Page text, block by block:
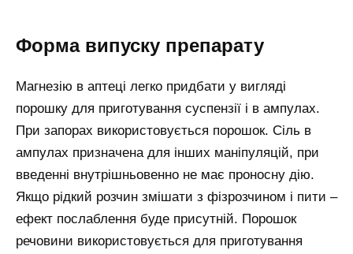
Форма випуску препарату
Магнезію в аптеці легко придбати у вигляді
порошку для приготування суспензії і в ампулах.
При запорах використовується порошок. Сіль в
ампулах призначена для інших маніпуляцій, при
введенні внутрішньовенно не має проносну дію.
Якщо рідкий розчин змішати з фізрозчином і пити –
ефект послаблення буде присутній. Порошок
речовини використовується для приготування